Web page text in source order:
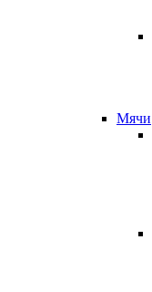
Мячи